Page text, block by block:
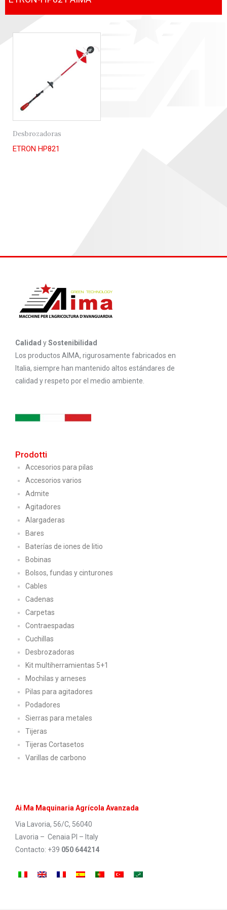
Desbrozadoras
ETRON HP821
Calidad ySostenibilidad
Los productos AIMA, rigurosamente fabricados en
Italia, siempre han mantenido altos estándares de
calidad y respeto por el medio ambiente.
Prodotti
Accesorios para pilas
Accesorios varios
Admite
Agitadores
Alargaderas
Bares
Baterías de iones de litio
Bobinas
Bolsos, fundas y cinturones
Cables
Cadenas
Carpetas
Contraespadas
Cuchillas
Desbrozadoras
Kit multiherramientas 5+1
Mochilas y arneses
Pilas para agitadores
Podadores
Sierras para metales
Tijeras
Tijeras Cortasetos
Varillas de carbono
Ai Ma Maquinaria Agrícola Avanzada
Via Lavoria, 56/C, 56040
Lavoria – Cenaia PI – Italy
Contacto: +39 050 644214